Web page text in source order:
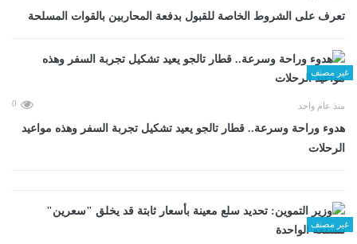
تعرف على الشروط الخاصة للقبول بدفعة المحاربين بالقوات المسلحة
غير مصنف
منذ عام واحد 0
هدوء وراحة وسرعة.. قطار تالجو يعيد تشكيل تجربة السفر وهذه مواعيد
الرحلات
غير مصنف